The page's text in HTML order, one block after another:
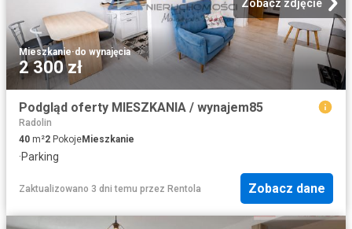
Zobacz zdjęcie
Mieszkanie·do wynajęcia
2 300 zł
Podgląd oferty MIESZKANIA / wynajem85
Radolin
40 m²2 PokojeMieszkanie
·Parking
Zaktualizowano 3 dni temu przez Rentola Zobacz dane